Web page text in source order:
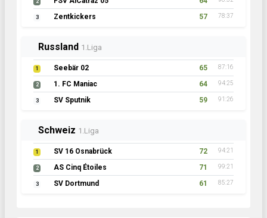
2
3 Zentkickers 57 78:37
Russland 1.Liga
1 Seebär 02 65 87:16
2 1. FC Maniac 64 94:25
3 SV Sputnik 59 91:26
Schweiz 1.Liga
1 SV 16 Osnabrück 72 94:21
2 AS Cinq Étoiles 71 99:21
3 SV Dortmund 61 85:27